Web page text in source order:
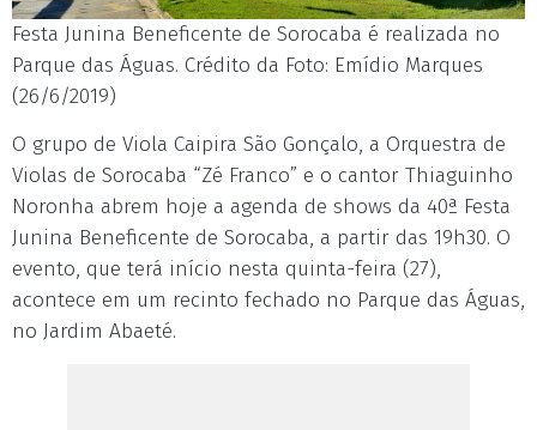
Festa Junina Beneficente de Sorocaba é realizada no
Parque das Águas. Crédito da Foto: Emídio Marques
(26/6/2019)
O grupo de Viola Caipira São Gonçalo, a Orquestra de
Violas de Sorocaba “Zé Franco” e o cantor Thiaguinho
Noronha abrem hoje a agenda de shows da 40ª Festa
Junina Beneficente de Sorocaba, a partir das 19h30. O
evento, que terá início nesta quinta-feira (27),
acontece em um recinto fechado no Parque das Águas,
no Jardim Abaeté.